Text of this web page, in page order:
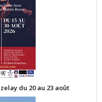
du 20 au 23 août